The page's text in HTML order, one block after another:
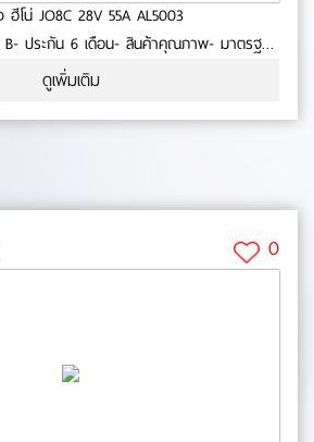
ไดชาร์จ ฮีโน่ JO8C 28V 55A AL5003
B- ประกัน 6 เดือน- สินค้าคุณภาพ- มาตรฐาน
OEM No.0-22-68
ดูเพิ่มเติม
0